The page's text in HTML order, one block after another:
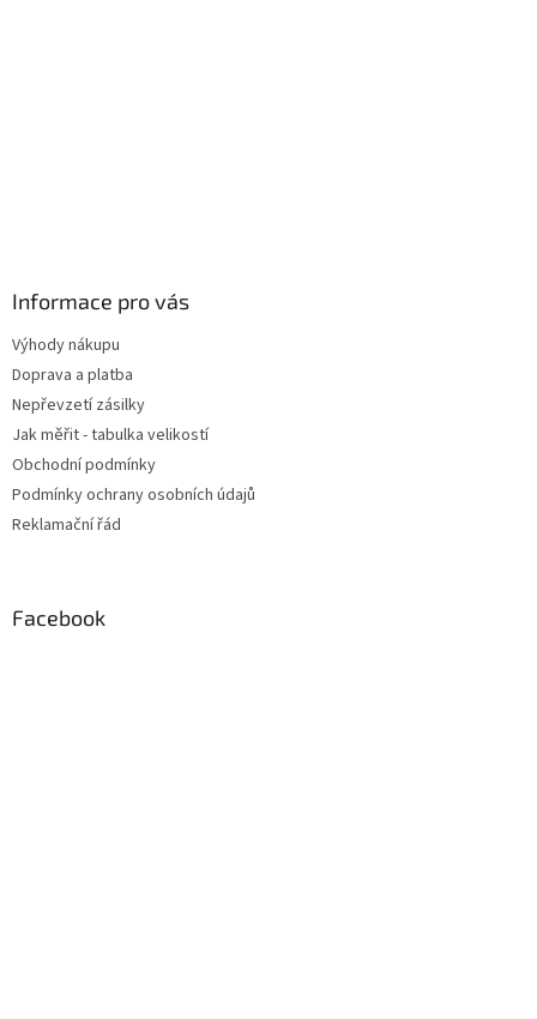
Informace pro vás
Výhody nákupu
Doprava a platba
Nepřevzetí zásilky
Jak měřit - tabulka velikostí
Obchodní podmínky
Podmínky ochrany osobních údajů
Reklamační řád
Facebook